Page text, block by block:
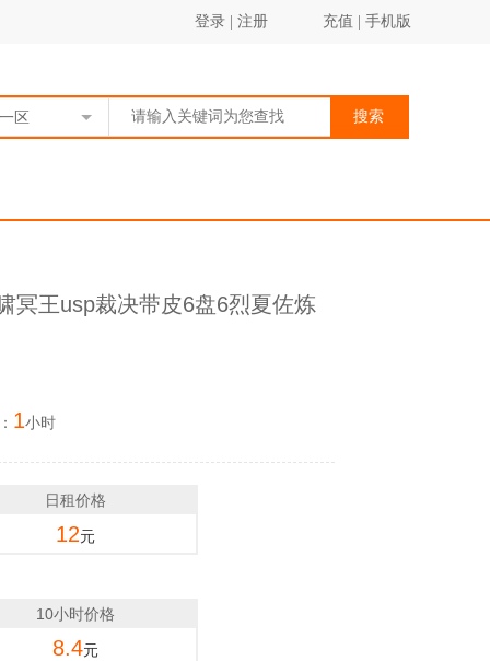
登录 注册 充值 手机版
区 搜索
冥王usp裁决带皮6盘6烈夏佐炼
1小时
日租价格
12元
10小时价格
8.4元